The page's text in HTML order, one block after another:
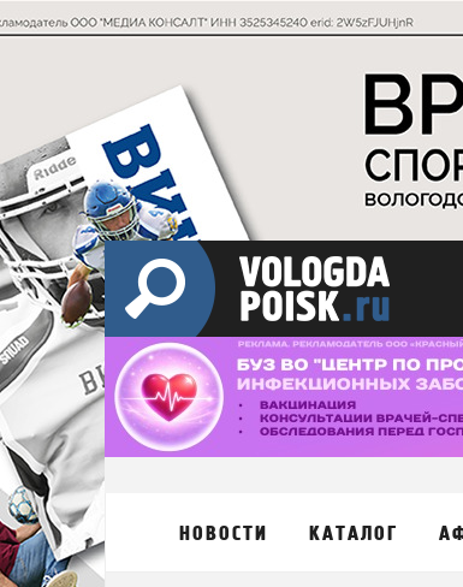
НОВОСТИ КАТАЛОГ